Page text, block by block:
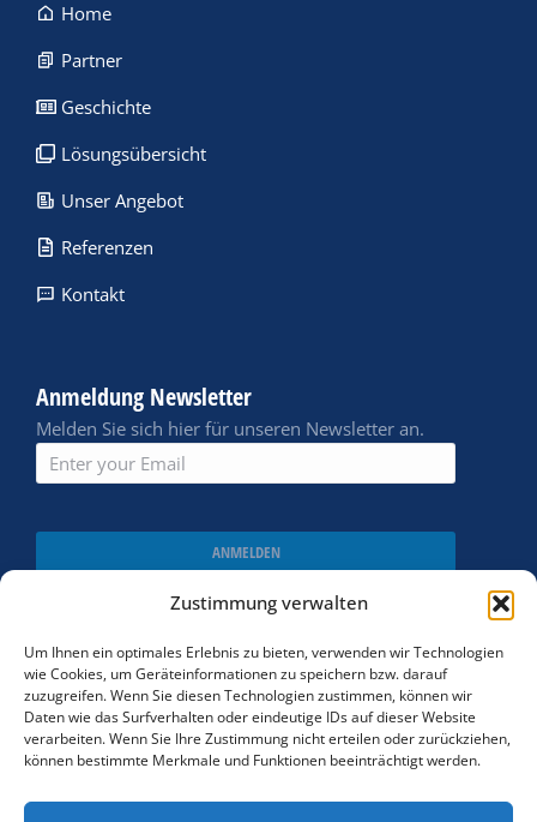
Zustimmung verwalten
Um Ihnen ein optimales Erlebnis zu bieten, verwenden wir Technologien
wie Cookies, um Geräteinformationen zu speichern bzw. darauf
zuzugreifen. Wenn Sie diesen Technologien zustimmen, können wir
Daten wie das Surfverhalten oder eindeutige IDs auf dieser Website
verarbeiten. Wenn Sie Ihre Zustimmung nicht erteilen oder zurückziehen,
können bestimmte Merkmale und Funktionen beeinträchtigt werden.
Home
Partner
Geschichte
Lösungsübersicht
Unser Angebot
Referenzen
Kontakt
Anmeldung Newsletter
Melden Sie sich hier für unseren Newsletter an.
ANMELDEN